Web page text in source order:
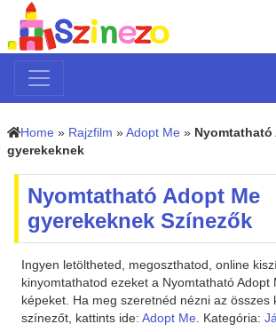
Home » Rajzfilm » Adopt Me » Nyomtatható
gyerekeknek
Nyomtatható Adopt Me
gyerekeknek Színezők
Ingyen letöltheted, megoszthatod, online
kinyomtathatod ezeket a Nyomtatható Adopt
képeket. Ha meg szeretnéd nézni az összes
színezőt, kattints ide: Adopt Me. Kategória: